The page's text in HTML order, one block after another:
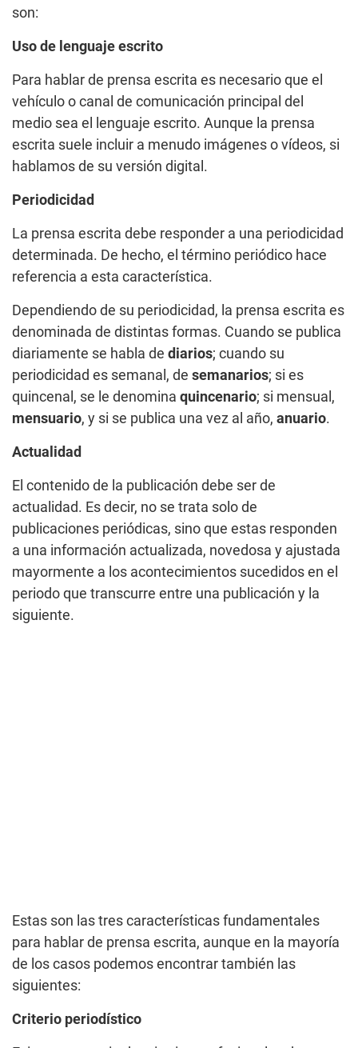
son:
Uso de lenguaje escrito
Para hablar de prensa escrita es necesario que el
vehículo o canal de comunicación principal del
medio sea el lenguaje escrito. Aunque la prensa
escrita suele incluir a menudo imágenes o vídeos, si
hablamos de su versión digital.
Periodicidad
La prensa escrita debe responder a una periodicidad
determinada. De hecho, el término periódico hace
referencia a esta característica.
Dependiendo de su periodicidad, la prensa escrita es
denominada de distintas formas. Cuando se publica
diariamente se habla de diarios; cuando su
periodicidad es semanal, de semanarios; si es
quincenal, se le denomina quincenario; si mensual,
mensuario, y si se publica una vez al año, anuario.
Actualidad
El contenido de la publicación debe ser de
actualidad. Es decir, no se trata solo de
publicaciones periódicas, sino que estas responden
a una información actualizada, novedosa y ajustada
mayormente a los acontecimientos sucedidos en el
periodo que transcurre entre una publicación y la
siguiente.
Estas son las tres características fundamentales
para hablar de prensa escrita, aunque en la mayoría
de los casos podemos encontrar también las
siguientes:
Criterio periodístico